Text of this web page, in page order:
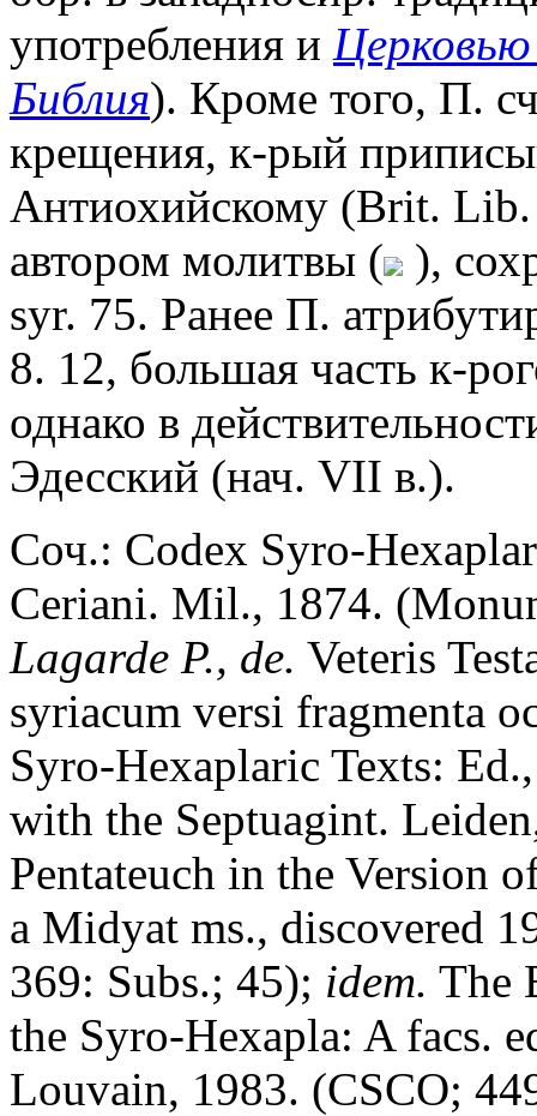
употребления и
Библия). Кроме того, П.
крещения, к-рый
Антиохийскому (Brit.
автором молитвы (
),
syr. 75. Ранее П.
8. 12, большая часть к-
однако в
Эдесский (нач. VII в.).
Соч.: Codex Syro-
Ceriani. Mil., 1874.
Lagarde P., de. Veteris
syriacum versi fragmenta
Syro-Hexaplaric Texts:
with the Septuagint.
Pentateuch in the Version
a Midyat ms., discovered
369: Subs.; 45); idem. The
the Syro-Hexapla: A facs.
Louvain, 1983. (CSCO;